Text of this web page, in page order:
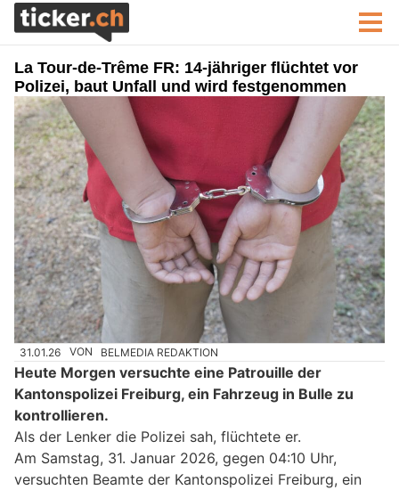
La Tour-de-Trême FR: 14-jähriger flüchtet vor
Polizei, baut Unfall und wird festgenommen
31.01.26 VON BELMEDIA REDAKTION
Heute Morgen versuchte eine Patrouille der
Kantonspolizei Freiburg, ein Fahrzeug in Bulle zu
kontrollieren.
Als der Lenker die Polizei sah, flüchtete er.
Am Samstag, 31. Januar 2026, gegen 04:10 Uhr,
versuchten Beamte der Kantonspolizei Freiburg, ein